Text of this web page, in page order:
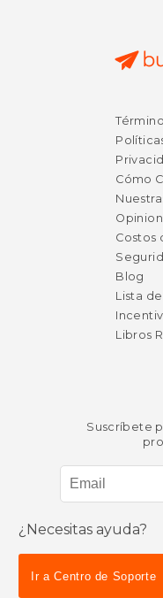
$
12%
dcto.
Cómo
Costos
Blog
Lista
Libros
Suscríbete
¿Necesitas ayuda?
Ir a Centro de Soporte